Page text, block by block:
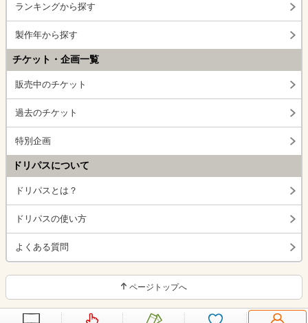
ランキングから探す
製作年から探す
チケット・企画一覧
販売中のチケット
過去のチケット
特別企画
ドリパスについて
ドリパスとは？
ドリパスの使い方
よくある質問
ページトップへ